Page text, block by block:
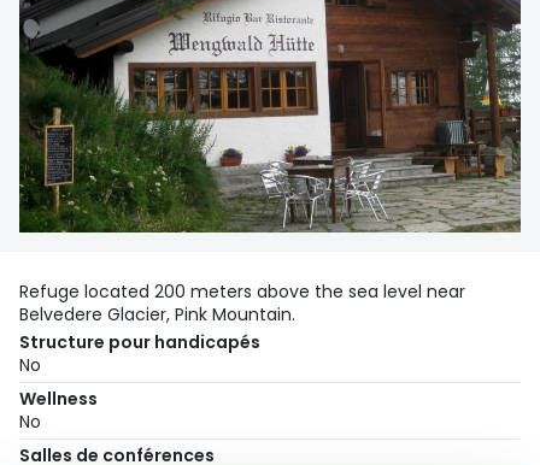
Refuge located 200 meters above the sea level near
Belvedere Glacier, Pink Mountain.
Structure pour handicapés
No
Wellness
No
Salles de conférences